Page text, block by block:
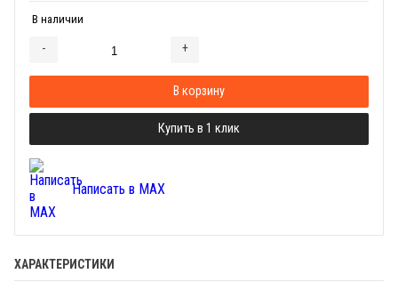
В наличии
- +
В корзину
Купить в 1 клик
Написать в MAX
ХАРАКТЕРИСТИКИ